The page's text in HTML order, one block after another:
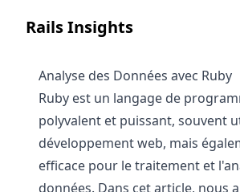
Rails Insights
Analyse des Données avec Ruby
Ruby est un langage de
polyvalent et puissant, souvent
développement web, mais
efficace pour le traitement et
données. Dans cet article, nous